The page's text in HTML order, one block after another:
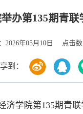
办第135期青联
2026年05月10日 点击数
到：
济学院第135期青